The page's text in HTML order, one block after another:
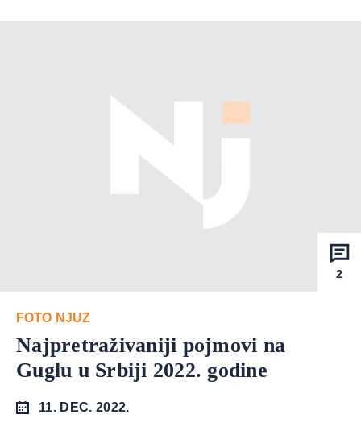
2
FOTO NJUZ
Najpretraživaniji pojmovi na
Guglu u Srbiji 2022. godine
11. DEC. 2022.